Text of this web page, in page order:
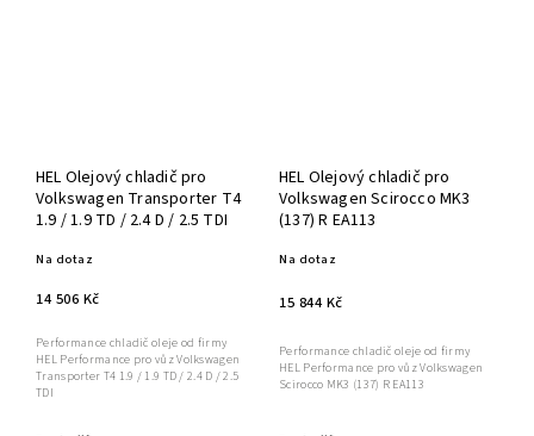
HEL Olejový chladič pro
Volkswagen Transporter T4
1.9 / 1.9 TD / 2.4 D / 2.5 TDI
Na dotaz
14 506 Kč
Performance chladič oleje od firmy
HEL Performance pro vůz Volkswagen
Transporter T4 1.9 / 1.9 TD / 2.4 D / 2.5
TDI
HEL Olejový chladič pro
Volkswagen Scirocco MK3
(137) R EA113
Na dotaz
15 844 Kč
Performance chladič oleje od firmy
HEL Performance pro vůz Volkswagen
Scirocco MK3 (137) R EA113